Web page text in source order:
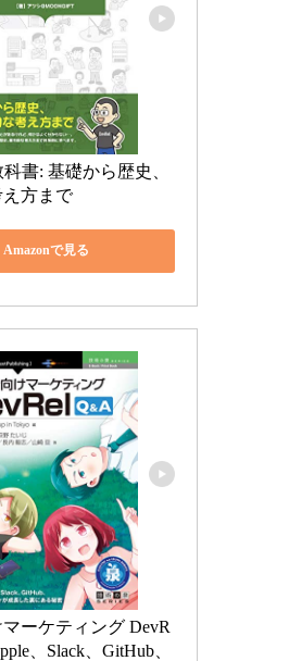
書: 基礎から歴史、
方まで
Amazonで見る
ーケティング DevR
、Slack、GitHub、